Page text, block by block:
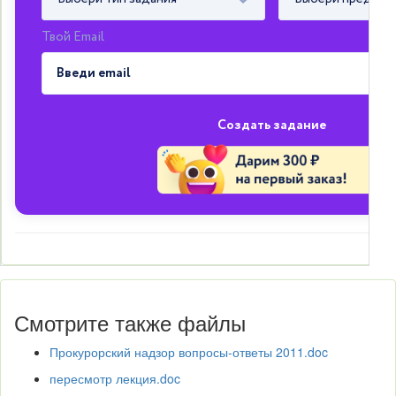
Твой Email
Создать задание
Смотрите также файлы
Прокурорский надзор вопросы-ответы 2011.doc
пересмотр лекция.doc